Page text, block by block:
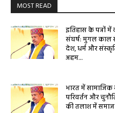
MOST READ
इतिहास के पन्नों
संघर्ष: मुगल काल
देश, धर्म और
अहम...
भारत में
परिवर्तन और
की तलाश में